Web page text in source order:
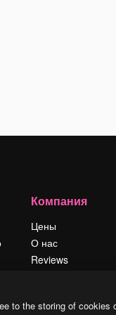
Компания
Цены
О нас
Reviews
Блог
to the storing of